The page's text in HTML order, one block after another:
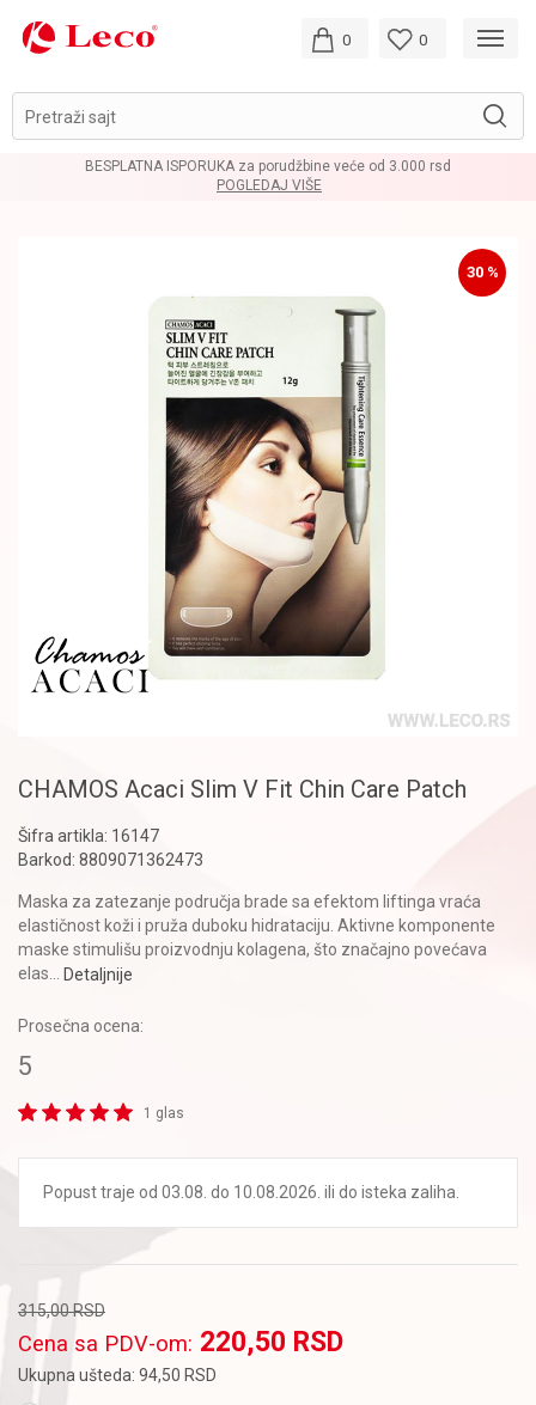
Pretraži sajt
0 0
BESPLATNA ISPORUKA za porudžbine veće od 3.000 rsd
POGLEDAJ VIŠE
30 %
CHAMOS Acaci Slim V Fit Chin Care Patch
Šifra artikla: 16147
Barkod: 8809071362473
Maska za zatezanje područja brade sa efektom liftinga vraća
elastičnost koži i pruža duboku hidrataciju. Aktivne komponente
maske stimulišu proizvodnju kolagena, što značajno povećava
elas
Detaljnije
Prosečna ocena:
5
1 glas
Popust traje od 03.08. do 10.08.2026. ili do isteka zaliha.
315,00RSD
Cena sa PDV-om: 220,50 RSD
Ukupna ušteda: 94,50 RSD